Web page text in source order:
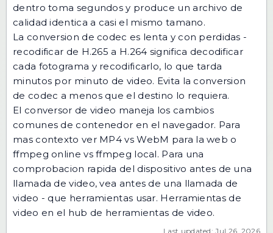
dentro toma segundos y produce un archivo de
calidad identica a casi el mismo tamano.
La conversion de codec es lenta y con perdidas -
recodificar de H.265 a H.264 significa decodificar
cada fotograma y recodificarlo, lo que tarda
minutos por minuto de video. Evita la conversion
de codec a menos que el destino lo requiera.
El conversor de video maneja los cambios
comunes de contenedor en el navegador. Para
mas contexto ver MP4 vs WebM para la web o
ffmpeg online vs ffmpeg local. Para una
comprobacion rapida del dispositivo antes de una
llamada de video, vea antes de una llamada de
video - que herramientas usar. Herramientas de
video en el hub de herramientas de video.
Last updated: Jul 26, 2026